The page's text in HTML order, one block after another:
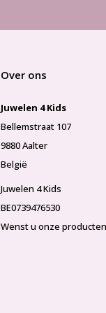
Over ons
Juwelen 4 Kids
Bellemstraat 107
9880 Aalter
België
Juwelen 4 Kids
BE0739476530
Wenst u onze